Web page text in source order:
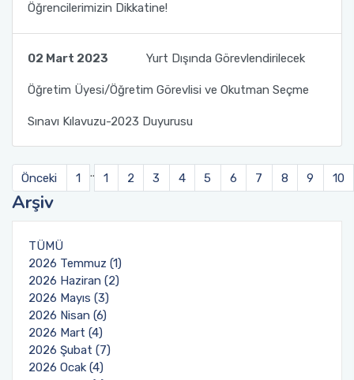
Öğrencilerimizin Dikkatine!
02 Mart 2023 Yurt Dışında Görevlendirilecek
Öğretim Üyesi/Öğretim Görevlisi ve Okutman Seçme
Sınavı Kılavuzu-2023 Duyurusu
Önceki 1 .. 1 2 3 4 5 6 7 8 9 10
Arşiv
TÜMÜ
2026 Temmuz (1)
2026 Haziran (2)
2026 Mayıs (3)
2026 Nisan (6)
2026 Mart (4)
2026 Şubat (7)
2026 Ocak (4)